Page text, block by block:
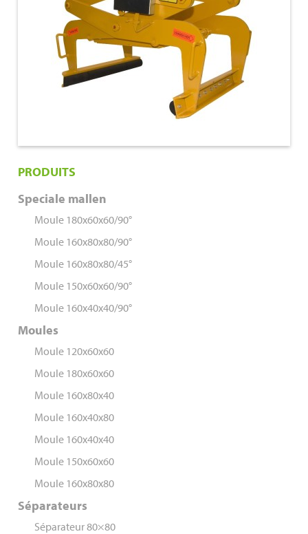
PRODUITS
Speciale mallen
Moule 180x60x60/90°
Moule 160x80x80/90°
Moule 160x80x80/45°
Moule 150x60x60/90°
Moule 160x40x40/90°
Moules
Moule 120x60x60
Moule 180x60x60
Moule 160x80x40
Moule 160x40x80
Moule 160x40x40
Moule 150x60x60
Moule 160x80x80
Séparateurs
Séparateur 80×80